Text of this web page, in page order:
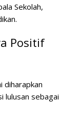
Sekolah,
Positif
diharapkan
lulusan sebagai